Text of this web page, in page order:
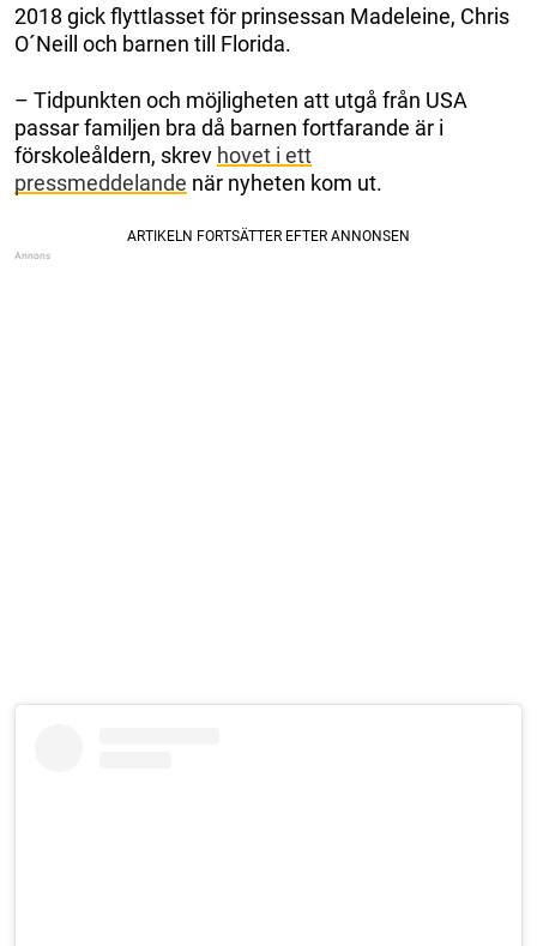
2018 gick flyttlasset för prinsessan Madeleine, Chris
O´Neill och barnen till Florida.
– Tidpunkten och möjligheten att utgå från USA
passar familjen bra då barnen fortfarande är i
förskoleåldern, skrev hovet i ett
pressmeddelande när nyheten kom ut.